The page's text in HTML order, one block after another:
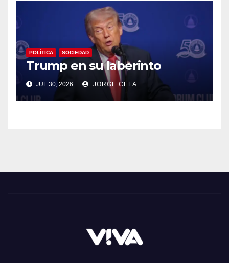
ODIO CONTRA LA
ARGENTINA
POLÍTICA SOCIEDAD
Trump en su laberinto
JUL 30, 2026 JORGE CELA